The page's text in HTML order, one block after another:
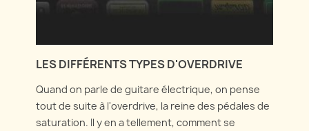
LES DIFFÉRENTS TYPES D'OVERDRIVE
Quand on parle de guitare électrique, on pense
tout de suite à l'overdrive, la reine des pédales de
saturation. Il y en a tellement, comment se